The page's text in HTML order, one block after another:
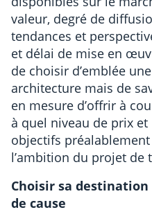
valeur, degré de
tendances et
et délai de mise en
de choisir d’emblée
architecture mais de
en mesure d’offrir à
à quel niveau de prix
objectifs
l’ambition du projet de
Choisir sa
de cause